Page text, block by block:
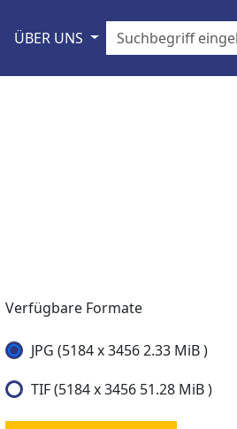
ÜBER UNS
Verfügbare Formate
JPG (5184 x 3456 2.33 MiB )
TIF (5184 x 3456 51.28 MiB )